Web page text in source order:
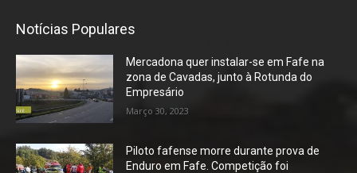
Notícias Populares
Mercadona quer instalar-se em Fafe na
zona de Cavadas, junto à Rotunda do
Empresário
Março 30, 2023
Piloto fafense morre durante prova de
Enduro em Fafe. Competição foi